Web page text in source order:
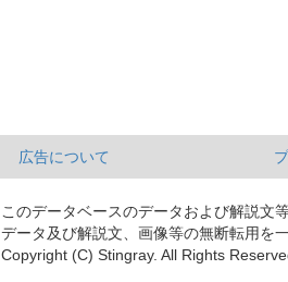
広告について
このデータベースのデータおよび解説文
データ及び解説文、画像等の無断転用を
Copyright (C) Stingray. All Rights